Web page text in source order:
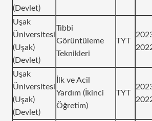
(Devlet)
Uşak
Üniversitesi
(Uşak)
(Devlet)
Tıbbi
Görüntüleme
Teknikleri
TYT
Uşak
Üniversitesi
(Uşak)
(Devlet)
İlk ve Acil
Yardım (İkinci
Öğretim)
TYT